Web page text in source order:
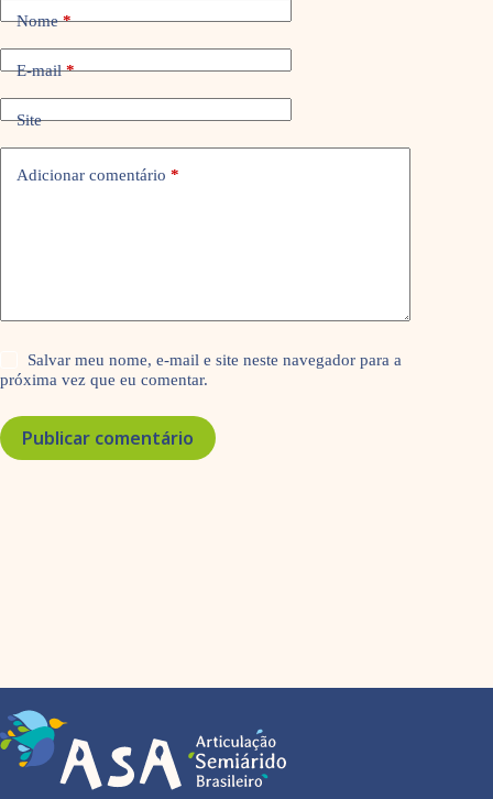
Nome*
E-mail*
Site
Adicionar comentário *
Salvar meu nome, e-mail e site neste navegador para a
próxima vez que eu comentar.
Publicar comentário